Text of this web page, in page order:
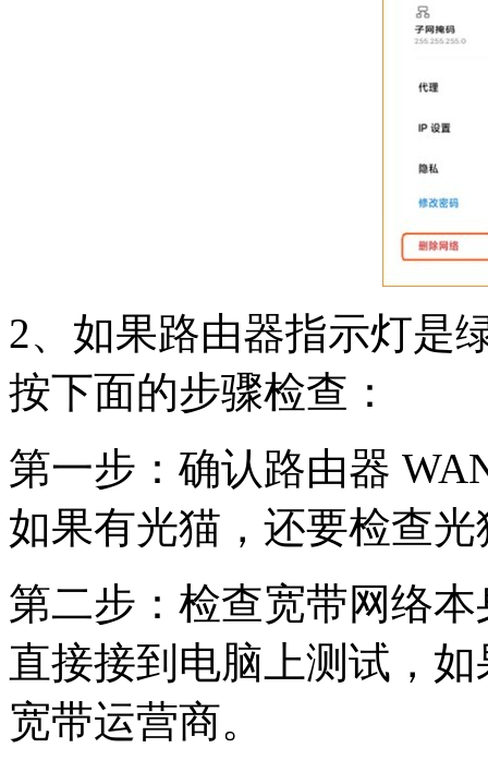
2、如果路由器指示灯是
按下面的步骤检查：
第一步：确认路由器
如果有光猫，还要检查
第二步：检查宽带网络
直接接到电脑上测试，
宽带运营商。